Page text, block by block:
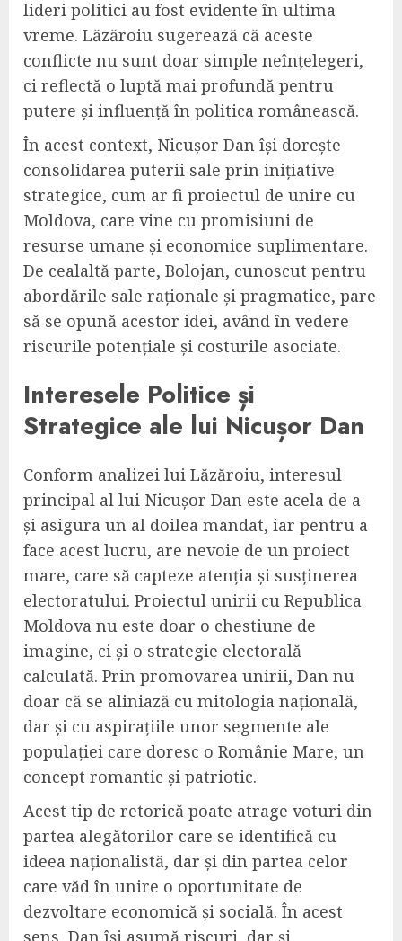
lideri politici au fost evidente în ultima
vreme. Lăzăroiu sugerează că aceste
conflicte nu sunt doar simple neînțelegeri,
ci reflectă o luptă mai profundă pentru
putere și influență în politica românească.
În acest context, Nicușor Dan își dorește
consolidarea puterii sale prin inițiative
strategice, cum ar fi proiectul de unire cu
Moldova, care vine cu promisiuni de
resurse umane și economice suplimentare.
De cealaltă parte, Bolojan, cunoscut pentru
abordările sale raționale și pragmatice, pare
să se opună acestor idei, având în vedere
riscurile potențiale și costurile asociate.
Interesele Politice și
Strategice ale lui Nicușor Dan
Conform analizei lui Lăzăroiu, interesul
principal al lui Nicușor Dan este acela de a-
și asigura un al doilea mandat, iar pentru a
face acest lucru, are nevoie de un proiect
mare, care să capteze atenția și susținerea
electoratului. Proiectul unirii cu Republica
Moldova nu este doar o chestiune de
imagine, ci și o strategie electorală
calculată. Prin promovarea unirii, Dan nu
doar că se aliniază cu mitologia națională,
dar și cu aspirațiile unor segmente ale
populației care doresc o Românie Mare, un
concept romantic și patriotic.
Acest tip de retorică poate atrage voturi din
partea alegătorilor care se identifică cu
ideea naționalistă, dar și din partea celor
care văd în unire o oportunitate de
dezvoltare economică și socială. În acest
sens, Dan își asumă riscuri, dar și